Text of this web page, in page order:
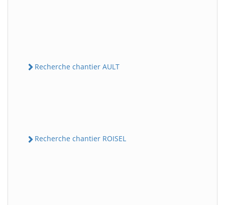
Recherche chantier AULT
Recherche chantier ROISEL